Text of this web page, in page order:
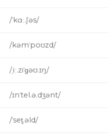
/ˈkɑː.ʃəs/
/kəmˈpoʊzd/
/ˌiː.ziˈɡəʊ.ɪŋ/
/ɪnˈtel.ə.dʒənt/
/ˈset̬.əld/